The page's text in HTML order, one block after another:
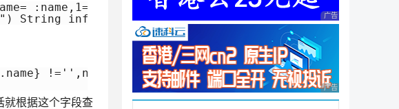
:name,1=1) and if(:info !='',info= :info,1=1)
!='',name=:#{#testDemo.name},1=1) and
就根据这个字段查
广告 商业广告，理性
广告 商业广告，理性